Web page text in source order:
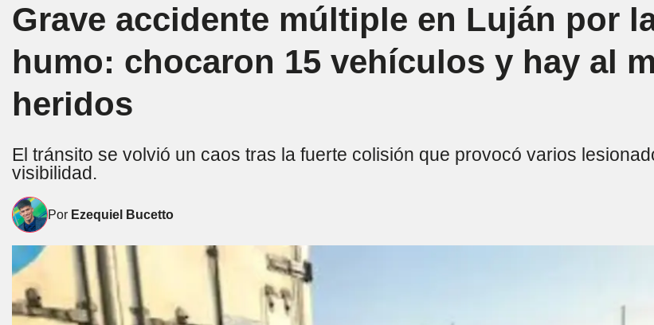
Grave accidente múltiple en Luján por
humo: chocaron 15 vehículos y hay al
heridos
El tránsito se volvió un caos tras la fuerte colisión que provocó varios
visibilidad.
Por Ezequiel Bucetto